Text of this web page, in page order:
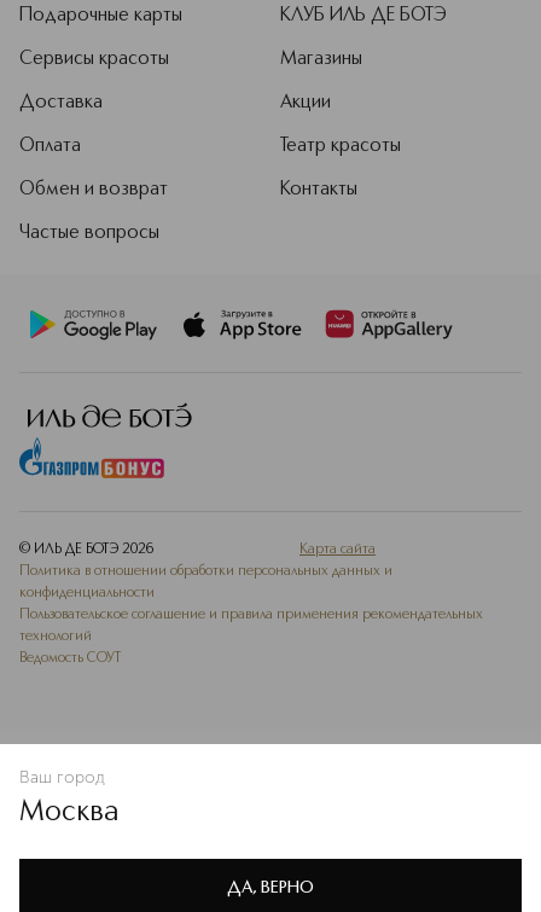
Политике конфиденциальности
В КОРЗИНУ
Подарочные карты
Сервисы красоты
Доставка
Оплата
Обмен и возврат
Частые вопросы
КЛУБ ИЛЬ ДЕ БОТЭ
Магазины
Акции
Театр красоты
Контакты
© ИЛЬ ДЕ БОТЭ 2026
Карта сайта
Политика в отношении обработки персональных данных и
конфиденциальности
Пользовательское соглашение и правила применения рекомендательных
технологий
Ведомость СОУТ
Ваш город
Москва
ДА, ВЕРНО